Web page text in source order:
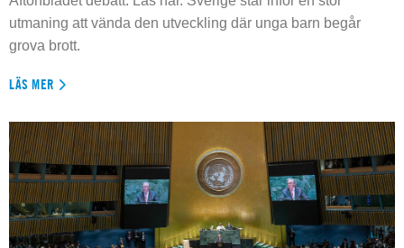
utmaning att vända den utveckling där unga barn begår
grova brott.
LÄS MER